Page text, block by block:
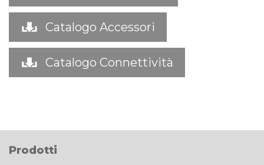
Catalogo Accessori
Catalogo Connettività
Prodotti